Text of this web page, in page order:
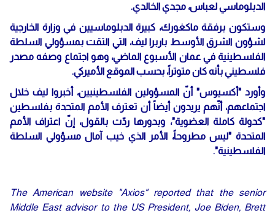
الدبلوماسي لعباس، مجدي الخالدي.
وستكون برفقة ماكغورك، كبيرة الدبلوماسيين في وزارة الخارجية
لشؤون الشرق الأوسط باربرا ليف، التي التقت بمسؤولي السلطة
الفلسطينية في عمان الأسبوع الماضي، وهو اجتماع وصفه مصدر
فلسطيني بأنه كان متوتراً، بحسب الموقع الأميركي.
وأورد "أكسيوس" أنّ المسؤولين الفلسطينيين، أخبروا ليف خلال
اجتماعهم، أنّهم يريدون أيضاً أن تعترف الأمم المتحدة بفلسطين
"كدولة كاملة العضوية"، وبدورها ردّت بالقول، إنّ اعتراف الأمم
المتحدة "ليس مطروحاً، الأمر الذي خيب آمال مسؤولي السلطة
الفلسطينية".
The American website "Axios" reported that the senior
Middle East advisor to the US President, Joe Biden, Brett